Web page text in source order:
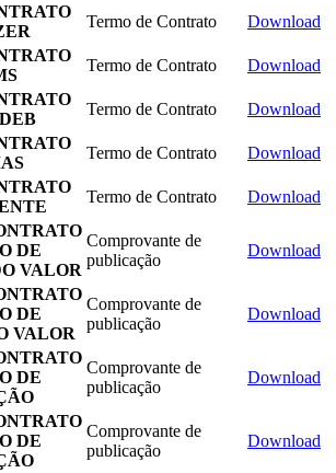
Termo de Contrato
Download
Termo de Contrato
Download
Termo de Contrato
Download
Termo de Contrato
Download
Termo de Contrato
Download
DE
VALOR
Comprovante de
publicação
Download
DE
VALOR
Comprovante de
publicação
Download
DE
Comprovante de
publicação
Download
DE
Comprovante de
publicação
Download